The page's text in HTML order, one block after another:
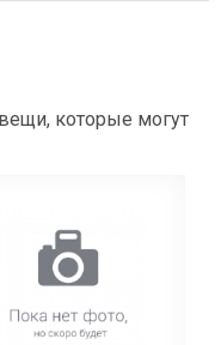
которые могут